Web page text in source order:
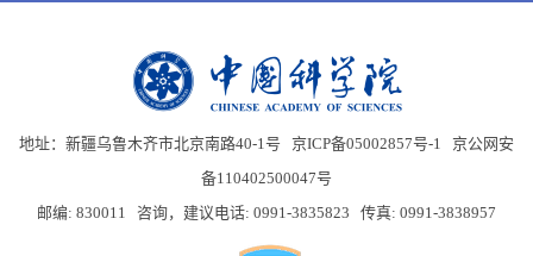
地址：新疆乌鲁木齐市北京南路40-1号 京ICP备05002857号-1 京公网安
备110402500047号
邮编: 830011 咨询，建议电话: 0991-3835823 传真: 0991-3838957